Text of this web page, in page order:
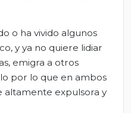
o ha vivido algunos
y ya no quiere lidiar
emigra a otros
por lo que en ambos
altamente expulsora y